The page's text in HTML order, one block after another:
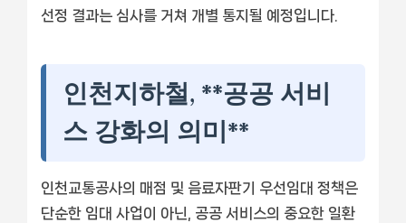
선정 결과는 심사를 거쳐 개별 통지될 예정입니다.
인천지하철, **공공 서비
스 강화의 의미**
인천교통공사의 매점 및 음료자판기 우선임대 정책은
단순한 임대 사업이 아닌, 공공 서비스의 중요한 일환